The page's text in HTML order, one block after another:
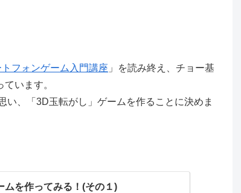
フォンゲーム入門講座 」を読み終え、チョー基
います。
、「3D玉転がし」ゲームを作ることに決めま
ムを作ってみる！(その１)